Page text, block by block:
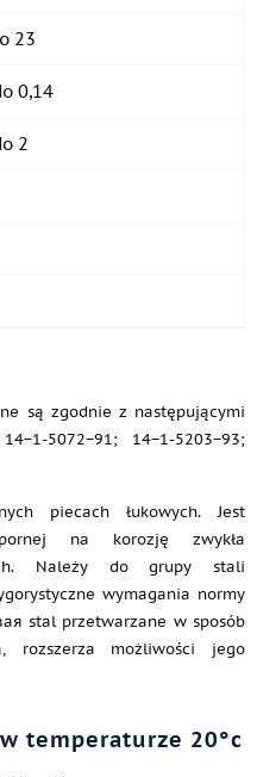
23
0,14
2
są zgodnie z następującymi
5072−91; 14−1-5203−93;
piecach łukowych. Jest
na korozję zwykła
Należy do grupy stali
wymagania normy
stal przetwarzane w sposób
rozszerza możliwości jego
temperaturze 20°c